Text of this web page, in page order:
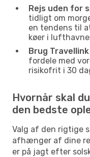
Rejs uden for
tidligt om
en tendens til
køer i
Brug
fordele med
risikofrit i 30
Hvornår skal
den bedste
Valg af den rigtige
afhænger af dine
er på jagt efter